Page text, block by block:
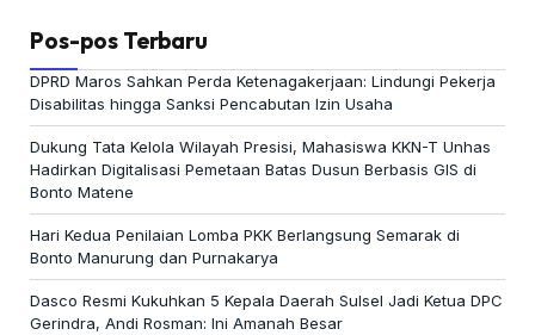
Pos-pos Terbaru
DPRD Maros Sahkan Perda Ketenagakerjaan: Lindungi Pekerja
Disabilitas hingga Sanksi Pencabutan Izin Usaha
Dukung Tata Kelola Wilayah Presisi, Mahasiswa KKN-T Unhas
Hadirkan Digitalisasi Pemetaan Batas Dusun Berbasis GIS di
Bonto Matene
Hari Kedua Penilaian Lomba PKK Berlangsung Semarak di
Bonto Manurung dan Purnakarya
Dasco Resmi Kukuhkan 5 Kepala Daerah Sulsel Jadi Ketua DPC
Gerindra, Andi Rosman: Ini Amanah Besar